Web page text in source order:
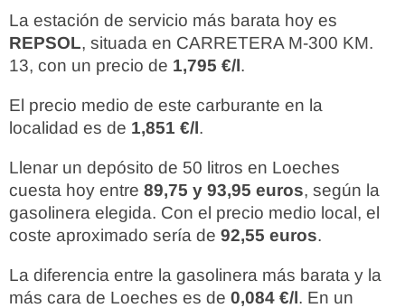
La estación de servicio más barata hoy es
REPSOL, situada en CARRETERA M-300 KM.
13, con un precio de 1,795 €/l.
El precio medio de este carburante en la
localidad es de 1,851 €/l.
Llenar un depósito de 50 litros en Loeches
cuesta hoy entre 89,75 y 93,95 euros, según la
gasolinera elegida. Con el precio medio local, el
coste aproximado sería de 92,55 euros.
La diferencia entre la gasolinera más barata y la
más cara de Loeches es de 0,084 €/l. En un